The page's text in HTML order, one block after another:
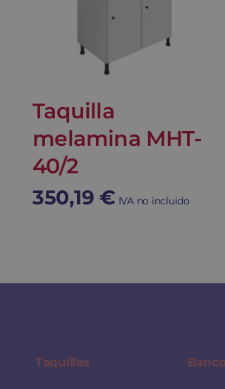
Taquilla
melamina MHT-
40/2
350,19 € IVA no incluido
Taquillas